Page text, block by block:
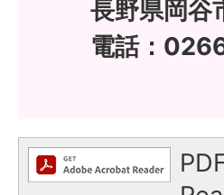
長野県岡谷
電話：